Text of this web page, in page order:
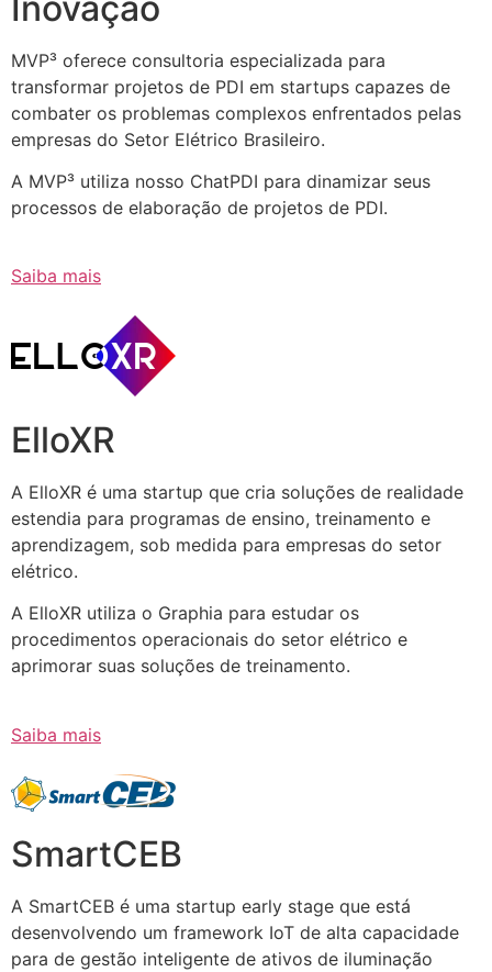
MVP³ oferece consultoria especializada para
transformar projetos de PDI em startups capazes de
combater os problemas complexos enfrentados pelas
empresas do Setor Elétrico Brasileiro.
A MVP³ utiliza nosso ChatPDI para dinamizar seus
processos de elaboração de projetos de PDI.
Saiba mais
ElloXR
A ElloXR é uma startup que cria soluções de realidade
estendia para programas de ensino, treinamento e
aprendizagem, sob medida para empresas do setor
elétrico.
A ElloXR utiliza o Graphia para estudar os
procedimentos operacionais do setor elétrico e
aprimorar suas soluções de treinamento.
Saiba mais
SmartCEB
A SmartCEB é uma startup early stage que está
desenvolvendo um framework IoT de alta capacidade
para de gestão inteligente de ativos de iluminação